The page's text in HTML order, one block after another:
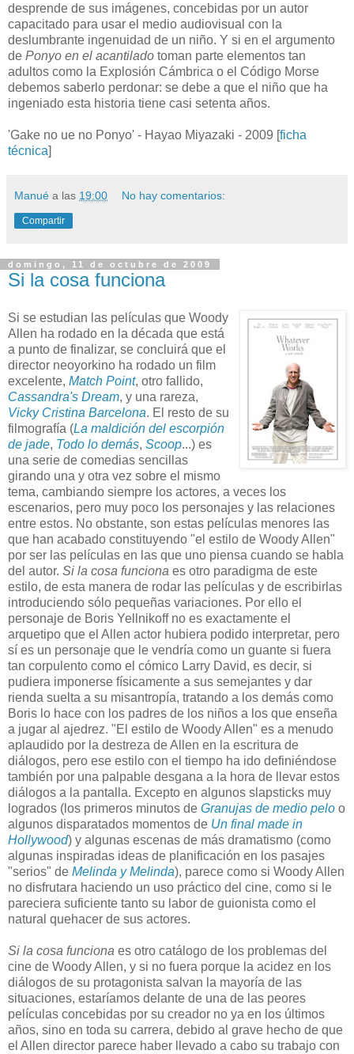
desprende de sus imágenes, concebidas por un autor
capacitado para usar el medio audiovisual con la
deslumbrante ingenuidad de un niño. Y si en el argumento
de Ponyo en el acantilado toman parte elementos tan
adultos como la Explosión Cámbrica o el Código Morse
debemos saberlo perdonar: se debe a que el niño que ha
ingeniado esta historia tiene casi setenta años.
'Gake no ue no Ponyo' - Hayao Miyazaki - 2009 [ficha
técnica]
Manué a las 19:00 No hay comentarios:
Compartir
domingo, 11 de octubre de 2009
Si la cosa funciona
Si se estudian las películas que Woody
Allen ha rodado en la década que está
a punto de finalizar, se concluirá que el
director neoyorkino ha rodado un film
excelente, Match Point, otro fallido,
Cassandra's Dream, y una rareza,
Vicky Cristina Barcelona. El resto de su
filmografía (La maldición del escorpión
de jade, Todo lo demás, Scoop...) es
una serie de comedias sencillas
girando una y otra vez sobre el mismo
tema, cambiando siempre los actores, a veces los
escenarios, pero muy poco los personajes y las relaciones
entre estos. No obstante, son estas películas menores las
que han acabado constituyendo "el estilo de Woody Allen"
por ser las películas en las que uno piensa cuando se habla
del autor. Si la cosa funciona es otro paradigma de este
estilo, de esta manera de rodar las películas y de escribirlas
introduciendo sólo pequeñas variaciones. Por ello el
personaje de Boris Yellnikoff no es exactamente el
arquetipo que el Allen actor hubiera podido interpretar, pero
sí es un personaje que le vendría como un guante si fuera
tan corpulento como el cómico Larry David, es decir, si
pudiera imponerse físicamente a sus semejantes y dar
rienda suelta a su misantropía, tratando a los demás como
Boris lo hace con los padres de los niños a los que enseña
a jugar al ajedrez. "El estilo de Woody Allen" es a menudo
aplaudido por la destreza de Allen en la escritura de
diálogos, pero ese estilo con el tiempo ha ido definiéndose
también por una palpable desgana a la hora de llevar estos
diálogos a la pantalla. Excepto en algunos slapsticks muy
logrados (los primeros minutos de Granujas de medio pelo o
algunos disparatados momentos de Un final made in
Hollywood) y algunas escenas de más dramatismo (como
algunas inspiradas ideas de planificación en los pasajes
"serios" de Melinda y Melinda), parece como si Woody Allen
no disfrutara haciendo un uso práctico del cine, como si le
pareciera suficiente tanto su labor de guionista como el
natural quehacer de sus actores.
Si la cosa funciona es otro catálogo de los problemas del
cine de Woody Allen, y si no fuera porque la acidez en los
diálogos de su protagonista salvan la mayoría de las
situaciones, estaríamos delante de una de las peores
películas concebidas por su creador no ya en los últimos
años, sino en toda su carrera, debido al grave hecho de que
el Allen director parece haber llevado a cabo su trabajo con